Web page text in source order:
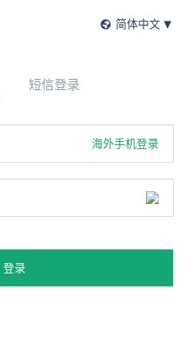
简体中文
短信登录
海外手机登录
登录